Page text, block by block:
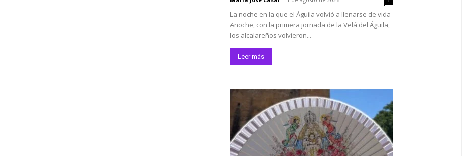
La noche en la que el Águila volvió a llenarse de vida
Anoche, con la primera jornada de la Velá del Águila,
los alcalareños volvieron...
Leer más